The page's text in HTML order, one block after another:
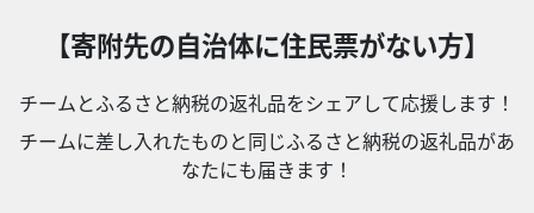
【寄附先の自治体に住民票がない方】
チームとふるさと納税の返礼品をシェアして応援します！
チームに差し入れたものと同じふるさと納税の返礼品があ
なたにも届きます！